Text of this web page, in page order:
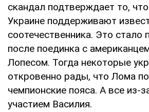
скандал подтверждает то,
Украине поддерживают
соотечественника. Это стало
после поединка с
Лопесом. Тогда некоторые
откровенно рады, что Лома
чемпионские пояса. А все из-
участием Василия.